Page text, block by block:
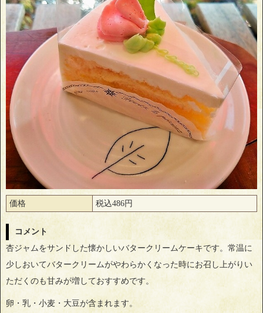
価格 税込486円
コメント
杏ジャムをサンドした懐かしいバタークリームケーキです。常温に
少しおいてバタークリームがやわらかくなった時にお召し上がりい
ただくのも甘みが増しておすすめです。
卵・乳・小麦・大豆が含まれます。